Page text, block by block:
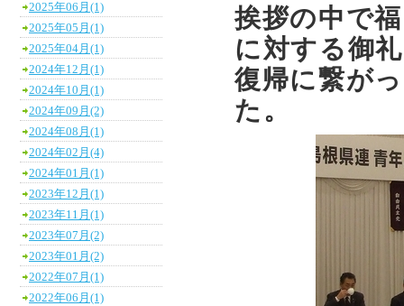
挨拶の中で
に対する御
復帰に繋が
た。
2025年06月(1)
2025年05月(1)
2025年04月(1)
2024年12月(1)
2024年10月(1)
2024年09月(2)
2024年08月(1)
2024年02月(4)
2024年01月(1)
2023年12月(1)
2023年11月(1)
2023年07月(2)
2023年01月(2)
2022年07月(1)
2022年06月(1)